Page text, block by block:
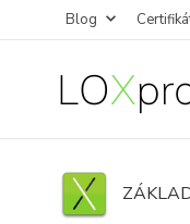
Blog